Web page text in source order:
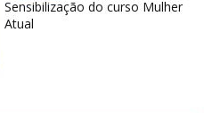
Sensibilização do curso Mulher
Atual